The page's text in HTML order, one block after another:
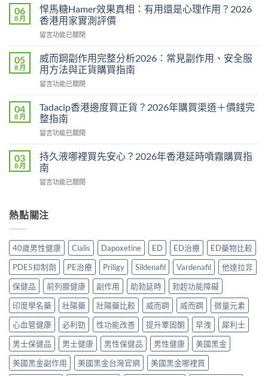
利
勁
用
法
量
完
整
教
幾
時
食
多？
正
確
一
次
清
楚〉
中
06
8 月
悍馬糖Hamer效果真相：有用還是心理作用？2026
香港用家實測評價
在
馬
糖
Hamer
效
真
相：
有
用
是
心
作
香
家
實
測
評
價〉
中
留言功能已關閉
05
8 月
威而鋼副作用完整分析2026：常見副作用、安全服
用方法與正貨購買指南
在
而
鋼
副
作
完
整
分
析
見
用、
安
全
服
方
法
與
正
貨
購
買
指
留言功能已關閉
04
8 月
Tadacip香港邊度買正貨？2026年購買渠道＋價錢完
整指南
在
香
港
邊
度
貨？
購
買
渠
道
價
錢
完
整
指
南〉
中
留言功能已關閉
03
8 月
持久液哪裡買先安心？2026年香港延時噴霧購買指
南
在
液
哪
買
先
安
心？
2026
年
香
港
延
時
噴
霧
購
買
留言功能已關閉
熱點關注
40歲男性健康 Cialis Dapoxetine ED ED治療
ED藥物比較
PDE5抑制劑
PE治療 Priligy Sildenafil Vardenafil
他達拉非
保健品
前列腺健康 副作用 助勃延時
勃起功能障礙
印度學名藥
壯陽藥 壯陽藥比較 威而鋼 威而鋼
微量元素
心血管健康
必利勁 性功能改善 提升睪固酮 早洩
犀利士
男士保健品
男士健康 男性保健品 男性健康
美國黑金
美國黑金副作用
美國黑金台灣官網 美國黑金哪裡買